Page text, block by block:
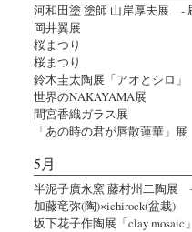
河和田塗 塗師 山岸厚夫展 -
岡井翼展
桜まつり
桜まつり
鈴木圭太陶展「アオとシロ」
世界のNAKAYAMA展
間宮香織ガラス展
「あの時の君が唇散蓮華」展
5月
半泥子廣永窯 藤村州二陶
加藤竜弥(陶)×ichirock(盆栽)
坂下花子作陶展「clay mosaic」